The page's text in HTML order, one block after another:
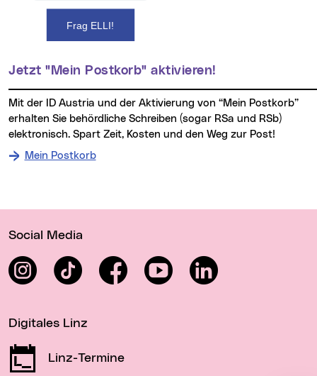
Frag ELLI!
Jetzt "Mein Postkorb" aktivieren!
Mit der ID Austria und der Aktivierung von “Mein Postkorb”
erhalten Sie behördliche Schreiben (sogar RSa und RSb)
elektronisch. Spart Zeit, Kosten und den Weg zur Post!
Mein Postkorb
Social Media
InstagramTikTok FacebookYouTube LinkedIn
Digitales Linz
Linz-Termine